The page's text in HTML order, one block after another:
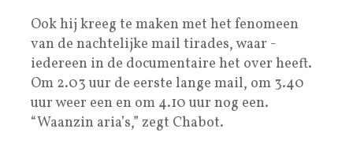
Ook hij kreeg te maken met het fenomeen
van de nachtelijke mail tirades, waar ­
iedereen in de documentaire het over heeft.
Om 2.03 uur de eerste lange mail, om 3.40
uur weer een en om 4.10 uur nog een.
“Waanzin aria’s,” zegt Chabot.